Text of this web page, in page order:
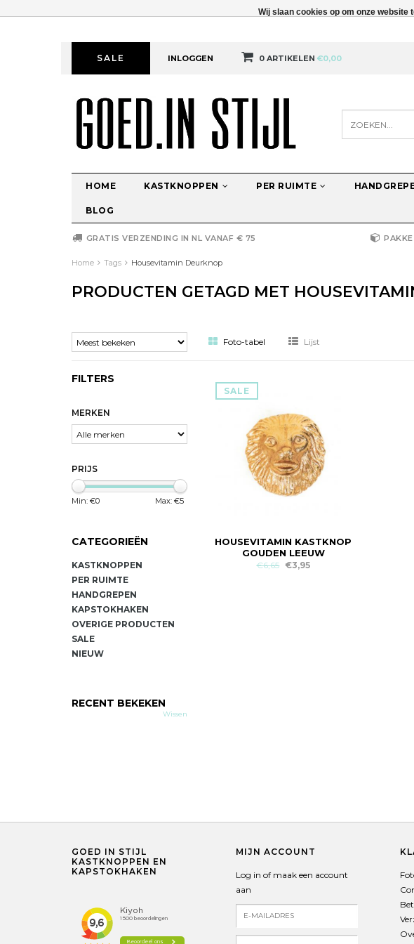
SALE INLOGGEN 0 ARTIKELEN €0,00
HOME KASTKNOPPEN PER RUIMTE
BLOG
GRATIS VERZENDING IN NL VANAF € 75
Home Tags Housevitamin Deurknop
PRODUCTEN GETAGD MET
Foto-tabel Lijst
FILTERS
MERKEN
PRIJS
Min: €0 Max: €5
CATEGORIEËN
KASTKNOPPEN
PER RUIMTE
HANDGREPEN
KAPSTOKHAKEN
OVERIGE PRODUCTEN
SALE
NIEUW
RECENT BEKEKEN
Wissen
SALE
HOUSEVITAMIN KASTKNOP
GOUDEN LEEUW
€6,65 €3,95
GOED IN STIJL
KASTKNOPPEN EN
KAPSTOKHAKEN
MIJN ACCOUNT
Log in of maak een account
aan
Wij slaan cookies op om onze website